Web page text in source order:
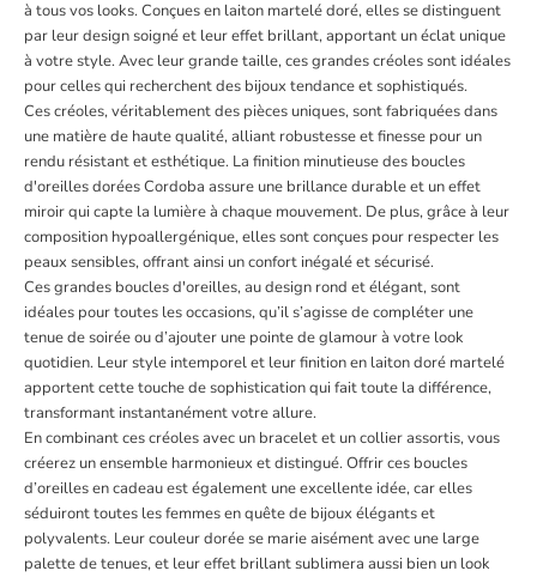
à tous vos looks. Conçues en laiton martelé doré, elles se distinguent
par leur design soigné et leur effet brillant, apportant un éclat unique
à votre style. Avec leur grande taille, ces grandes créoles sont idéales
pour celles qui recherchent des bijoux tendance et sophistiqués.
Ces créoles, véritablement des pièces uniques, sont fabriquées dans
une matière de haute qualité, alliant robustesse et finesse pour un
rendu résistant et esthétique. La finition minutieuse des boucles
d'oreilles dorées Cordoba assure une brillance durable et un effet
miroir qui capte la lumière à chaque mouvement. De plus, grâce à leur
composition hypoallergénique, elles sont conçues pour respecter les
peaux sensibles, offrant ainsi un confort inégalé et sécurisé.
Ces grandes boucles d'oreilles, au design rond et élégant, sont
idéales pour toutes les occasions, qu’il s’agisse de compléter une
tenue de soirée ou d’ajouter une pointe de glamour à votre look
quotidien. Leur style intemporel et leur finition en laiton doré martelé
apportent cette touche de sophistication qui fait toute la différence,
transformant instantanément votre allure.
En combinant ces créoles avec un bracelet et un collier assortis, vous
créerez un ensemble harmonieux et distingué. Offrir ces boucles
d’oreilles en cadeau est également une excellente idée, car elles
séduiront toutes les femmes en quête de bijoux élégants et
polyvalents. Leur couleur dorée se marie aisément avec une large
palette de tenues, et leur effet brillant sublimera aussi bien un look